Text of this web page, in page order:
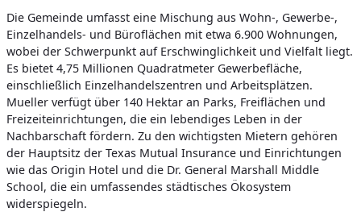
Die Gemeinde umfasst eine Mischung aus Wohn-, Gewerbe-,
Einzelhandels- und Büroflächen mit etwa 6.900 Wohnungen,
wobei der Schwerpunkt auf Erschwinglichkeit und Vielfalt liegt.
Es bietet 4,75 Millionen Quadratmeter Gewerbefläche,
einschließlich Einzelhandelszentren und Arbeitsplätzen.
Mueller verfügt über 140 Hektar an Parks, Freiflächen und
Freizeiteinrichtungen, die ein lebendiges Leben in der
Nachbarschaft fördern. Zu den wichtigsten Mietern gehören
der Hauptsitz der Texas Mutual Insurance und Einrichtungen
wie das Origin Hotel und die Dr. General Marshall Middle
School, die ein umfassendes städtisches Ökosystem
widerspiegeln.